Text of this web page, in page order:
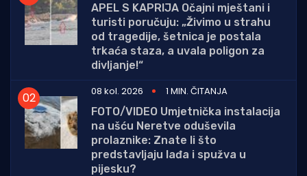
APEL S KAPRIJA Očajni mještani i
turisti poručuju: „Živimo u strahu
od tragedije, šetnica je postala
trkaća staza, a uvala poligon za
divljanje!“
08 kol. 2026
1 MIN. ČITANJA
FOTO/VIDEO Umjetnička instalacija
na ušću Neretve oduševila
prolaznike: Znate li što
predstavljaju lađa i spužva u
pijesku?